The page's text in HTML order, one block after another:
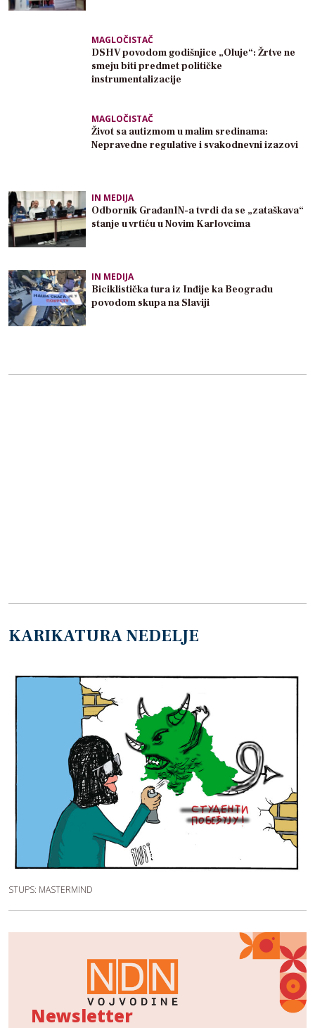
MAGLOČISTAČ
DSHV povodom godišnjice „Oluje“: Žrtve ne
smeju biti predmet političke
instrumentalizacije
MAGLOČISTAČ
Život sa autizmom u malim sredinama:
Nepravedne regulative i svakodnevni izazovi
IN MEDIJA
Odbornik GrađanIN-a tvrdi da se „zataškava“
stanje u vrtiću u Novim Karlovcima
IN MEDIJA
Biciklistička tura iz Inđije ka Beogradu
povodom skupa na Slaviji
KARIKATURA NEDELJE
STUPS: MASTERMIND
Newsletter